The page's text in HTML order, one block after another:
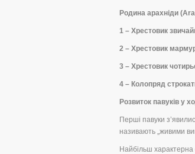
Родина арахніди
1 – Хрестовик
2 – Хрестовик
3 – Хрестовик
4 – Колопряд
Розвиток павуків у
Перші павуки
називають „живими
Найбільш характерна